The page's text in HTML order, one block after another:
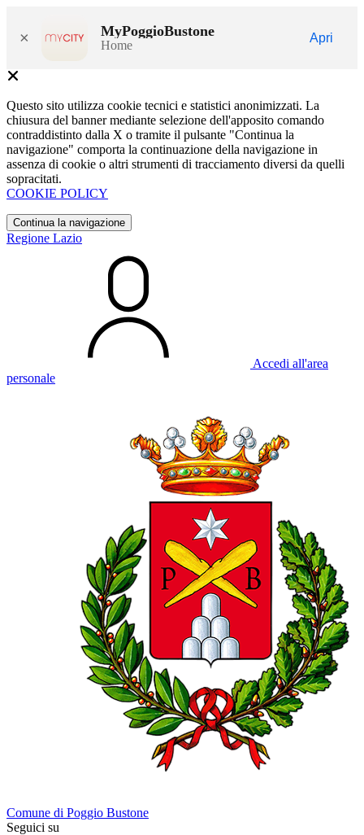
× MyPoggioBustone
Home
Apri
Questo sito utilizza cookie tecnici e statistici anonimizzati. La
chiusura del banner mediante selezione dell'apposito comando
contraddistinto dalla X o tramite il pulsante "Continua la
navigazione" comporta la continuazione della navigazione in
assenza di cookie o altri strumenti di tracciamento diversi da quelli
sopracitati.
COOKIE POLICY
Continua la navigazione
Regione Lazio
Accedi all'area
personale
Comune di Poggio Bustone
Seguici su